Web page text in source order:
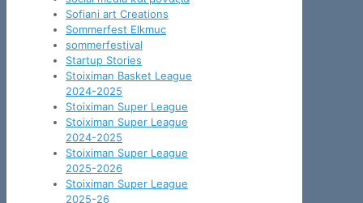
Sofiani art Creations
Sommerfest Elkmuc
sommerfestival
Startup Stories
Stoiximan Basket League
2024-2025
Stoiximan Super League
Stoiximan Super League
2024-2025
Stoiximan Super League
2025-2026
Stoiximan Super League
2025-26